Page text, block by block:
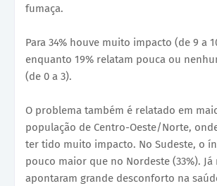
fumaça.
Para 34% houve muito impacto (de 9 a
enquanto 19% relatam pouca ou
(de 0 a 3).
O problema também é relatado em
população de Centro-Oeste/Norte,
ter tido muito impacto. No Sudeste, o
pouco maior que no Nordeste (33%). Já
apontaram grande desconforto na